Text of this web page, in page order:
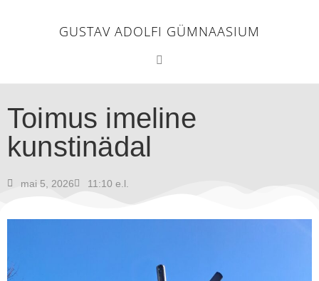
GUSTAV ADOLFI GÜMNAASIUM
Toimus imeline
kunstinädal
mai 5, 2026 11:10 e.l.